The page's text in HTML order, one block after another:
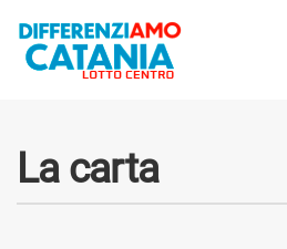
La carta